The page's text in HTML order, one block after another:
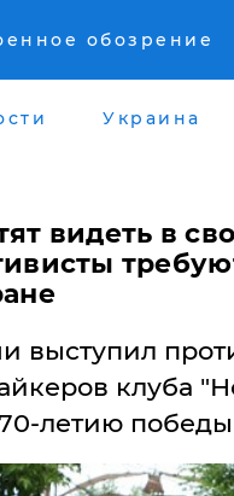
обозрение
Украина
видеть в
выступил
клуба
летию